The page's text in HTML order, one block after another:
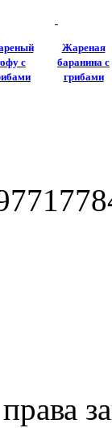
с
Жареная
баранина с
грибами